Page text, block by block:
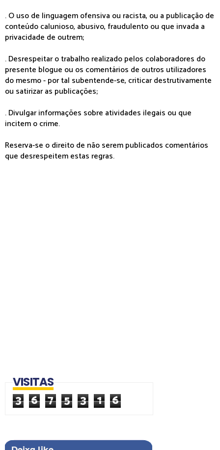
. O uso de linguagem ofensiva ou racista, ou a publicação de
conteúdo calunioso, abusivo, fraudulento ou que invada a
privacidade de outrem;
. Desrespeitar o trabalho realizado pelos colaboradores do
presente blogue ou os comentários de outros utilizadores
do mesmo - por tal subentende-se, criticar destrutivamente
ou satirizar as publicações;
. Divulgar informações sobre atividades ilegais ou que
incitem o crime.
Reserva-se o direito de não serem publicados comentários
que desrespeitem estas regras.
VISITAS
3 6 7 5 3 1 6